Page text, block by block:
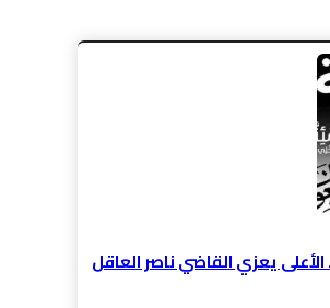
يعزي القاضي ناصر العاقل